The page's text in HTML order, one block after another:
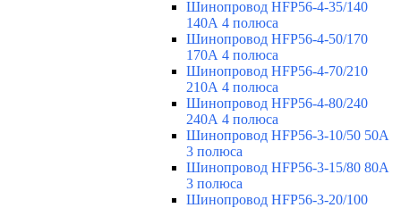
Шинопровод HFP56-4-35/140
140А 4 полюса
Шинопровод HFP56-4-50/170
170А 4 полюса
Шинопровод HFP56-4-70/210
210А 4 полюса
Шинопровод HFP56-4-80/240
240А 4 полюса
Шинопровод HFP56-3-10/50 50А
3 полюса
Шинопровод HFP56-3-15/80 80А
3 полюса
Шинопровод HFP56-3-20/100